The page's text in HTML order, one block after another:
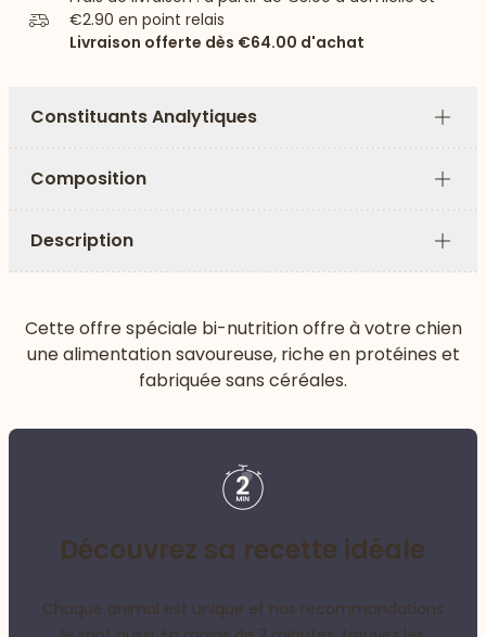
€2.90 en point relais
Livraison offerte dès €64.00 d'achat
Constituants Analytiques
Plus
Composition
Plus
Description
Plus
Cette offre spéciale bi-nutrition offre à votre chien
une alimentation savoureuse, riche en protéines et
fabriquée sans céréales.
Découvrez sa recette idéale
Chaque animal est unique et nos recommandations